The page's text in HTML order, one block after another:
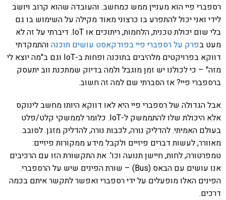
רספברי פיי הוא מעניין ממש כמחשב. והעובדה שהוא קרוב ויושב
לידי ואני יכול להתפרע בו כרצוני מאוד מקילה על השימוש בו גם
בלי שום יכולת טכנית, הלחמות, ריתוכים או IoT. דיברתי על זה לא
מעט בפרק על רספברי פיי בפודקאסט עושים תוכנה והתמקדתי
דווקא בפרויקטים מלהיבים בתוכנה ופחות ב-IoT וגם ב"מה יוצא לי
מזה" – כי לכולנו יש זמן מוגבל ולמה בדיוק שמתכנת ווב יתעסק
ברספברי פיי? אז הסברתי שם למה זה חשוב.
אבל הגדולה של רספברי פיי היא לאו דווקא היותו מחשב לינוקס
אלא היכולת שלו להתממשק ל-IoT. כלומר לממשקי קלט/פלט
בעולם האמיתי. להדליק נורה, לכבות נורה, להדליק מזגן. לסובב
מאוורר, לעשות דברים פיזיים ולקבל מידע ממקורות פיזיים:
טמפרטורה, לחות, חיישן תנועה וכו'. את התקשורת הזו עם הרכיבים
אנו עושים עם הבאס (Bus) – שורת הפינים שיש על הרספברי.
הפינים האלו מופעלים על ידי רספברי ואפשר לתקשר איתם בכמה
דרכים.